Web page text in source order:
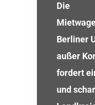
Die
Berliner
außer
fordert
und